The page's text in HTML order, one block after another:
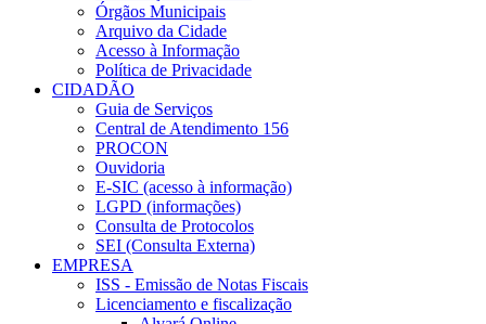
Órgãos Municipais
Arquivo da Cidade
Acesso à Informação
Política de Privacidade
CIDADÃO
Guia de Serviços
Central de Atendimento 156
PROCON
Ouvidoria
E-SIC (acesso à informação)
LGPD (informações)
Consulta de Protocolos
SEI (Consulta Externa)
EMPRESA
ISS - Emissão de Notas Fiscais
Licenciamento e fiscalização